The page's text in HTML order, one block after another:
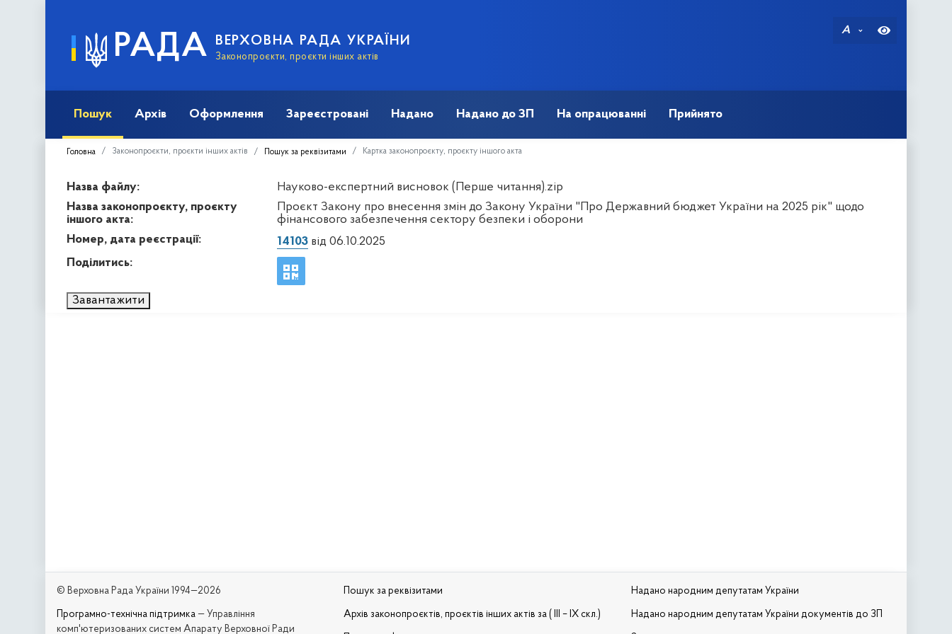
РАДА ВЕРХОВНА РАДА УКРАЇНИ
Законопроєкти, проєкти інших актів
A
Пошук Архів Оформлення Зареєстровані Надано Надано до ЗП На опрацюванні Прийнято
Головна Законопроєкти, проєкти інших актів Пошук за реквізитами Картка законопроєкту, проєкту іншого акта
Назва файлу:
Науково-експертний висновок (Перше читання).zip
Назва законопроєкту, проєкту
іншого акта:
Проєкт Закону про внесення змін до Закону України "Про Державний бюджет України на 2025 рік" щодо
фінансового забезпечення сектору безпеки і оборони
Номер, дата реєстрації:
14103від 06.10.2025
Поділитись:
Завантажити
© Верховна Рада України 1994—2026
Програмно-технічна підтримка — Управління
комп'ютеризованих систем Апарату Верховної Ради
Пошук за реквізитами
Архів законопроєктів, проєктів інших актів за ( III – IX скл.)
Надано народним депутатам України
Надано народним депутатам України документів до ЗП